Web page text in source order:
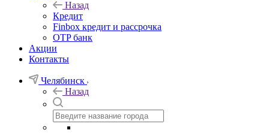
Назад
Кредит
Finbox кредит и рассрочка
OTP банк
Акции
Контакты
Челябинск
Назад